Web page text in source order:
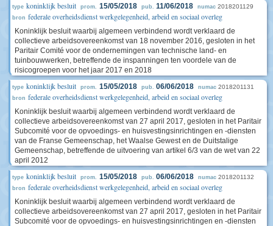
type koninklijk besluit prom. 15/05/2018 pub. 11/06/2018 numac 2018201129
bron federale overheidsdienst werkgelegenheid, arbeid en sociaal overleg
Koninklijk besluit waarbij algemeen verbindend wordt verklaard de
collectieve arbeidsovereenkomst van 18 november 2016, gesloten in het
Paritair Comité voor de ondernemingen van technische land- en
tuinbouwwerken, betreffende de inspanningen ten voordele van de
risicogroepen voor het jaar 2017 en 2018
type koninklijk besluit prom. 15/05/2018 pub. 06/06/2018 numac 2018201131
bron federale overheidsdienst werkgelegenheid, arbeid en sociaal overleg
Koninklijk besluit waarbij algemeen verbindend wordt verklaard de
collectieve arbeidsovereenkomst van 27 april 2017, gesloten in het Paritair
Subcomité voor de opvoedings- en huisvestingsinrichtingen en -diensten
van de Franse Gemeenschap, het Waalse Gewest en de Duitstalige
Gemeenschap, betreffende de uitvoering van artikel 6/3 van de wet van 22
april 2012
type koninklijk besluit prom. 15/05/2018 pub. 06/06/2018 numac 2018201132
bron federale overheidsdienst werkgelegenheid, arbeid en sociaal overleg
Koninklijk besluit waarbij algemeen verbindend wordt verklaard de
collectieve arbeidsovereenkomst van 27 april 2017, gesloten in het Paritair
Subcomité voor de opvoedings- en huisvestingsinrichtingen en -diensten